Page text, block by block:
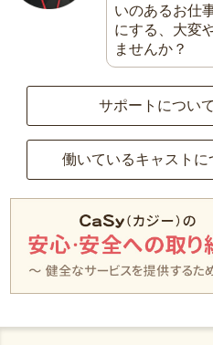
いのあるお仕
にする、大変
ませんか？
サポートについ
働いているキャストに